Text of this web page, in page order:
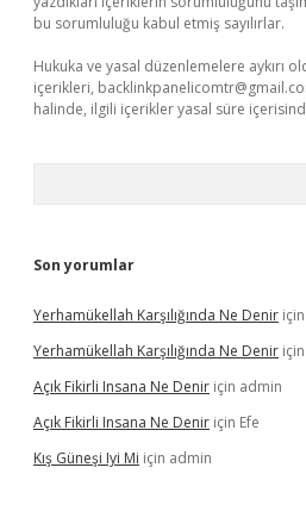
bu sorumluluğu kabul etmiş sayılırlar.
Hukuka ve yasal düzenlemelere aykırı
içerikleri,
halinde, ilgili içerikler yasal süre
Son yorumlar
Yerhamükellah Karşılığında Ne Denir için
Yerhamükellah Karşılığında Ne Denir için
Açık Fikirli Insana Ne Denir için admin
Açık Fikirli Insana Ne Denir için Efe
Kış Güneşi Iyi Mi için admin